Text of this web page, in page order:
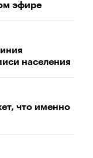
эфире
населения
что именно